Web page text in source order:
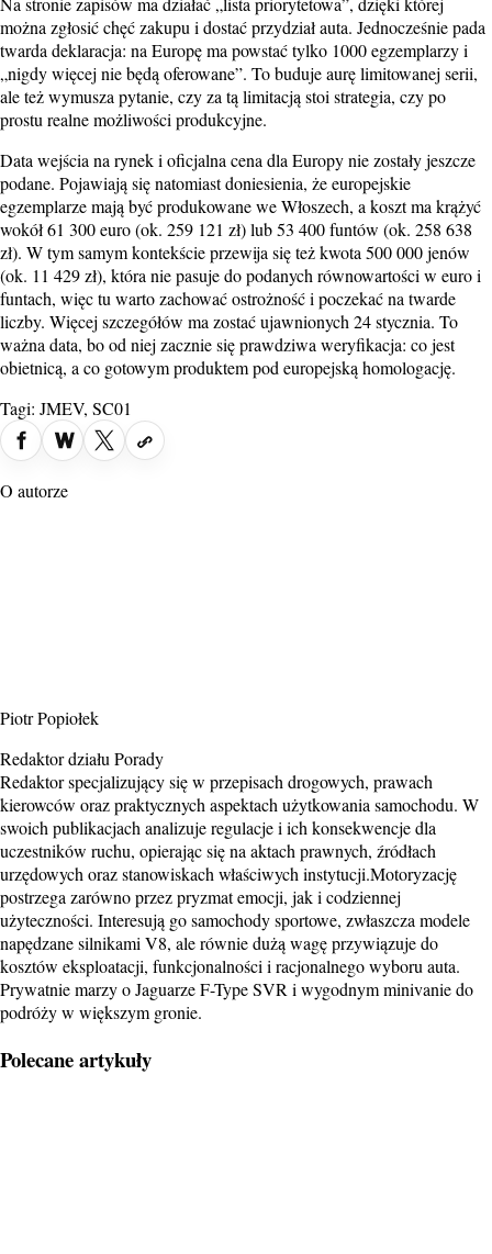
można zgłosić chęć zakupu i dostać przydział auta. Jednocześnie pada
twarda deklaracja: na Europę ma powstać tylko 1000 egzemplarzy i
„nigdy więcej nie będą oferowane”. To buduje aurę limitowanej serii,
ale też wymusza pytanie, czy za tą limitacją stoi strategia, czy po
prostu realne możliwości produkcyjne.
Data wejścia na rynek i oficjalna cena dla Europy nie zostały jeszcze
podane. Pojawiają się natomiast doniesienia, że europejskie
egzemplarze mają być produkowane we Włoszech, a koszt ma krążyć
wokół 61 300 euro (ok. 259 121 zł) lub 53 400 funtów (ok. 258 638
zł). W tym samym kontekście przewija się też kwota 500 000 jenów
(ok. 11 429 zł), która nie pasuje do podanych równowartości w euro i
funtach, więc tu warto zachować ostrożność i poczekać na twarde
liczby. Więcej szczegółów ma zostać ujawnionych 24 stycznia. To
ważna data, bo od niej zacznie się prawdziwa weryfikacja: co jest
obietnicą, a co gotowym produktem pod europejską homologację.
Tagi: JMEV, SC01
O autorze
Piotr Popiołek
Redaktor działu Porady
Redaktor specjalizujący się w przepisach drogowych, prawach
kierowców oraz praktycznych aspektach użytkowania samochodu. W
swoich publikacjach analizuje regulacje i ich konsekwencje dla
uczestników ruchu, opierając się na aktach prawnych, źródłach
urzędowych oraz stanowiskach właściwych instytucji.Motoryzację
postrzega zarówno przez pryzmat emocji, jak i codziennej
użyteczności. Interesują go samochody sportowe, zwłaszcza modele
napędzane silnikami V8, ale równie dużą wagę przywiązuje do
kosztów eksploatacji, funkcjonalności i racjonalnego wyboru auta.
Prywatnie marzy o Jaguarze F-Type SVR i wygodnym minivanie do
podróży w większym gronie.
Polecane artykuły